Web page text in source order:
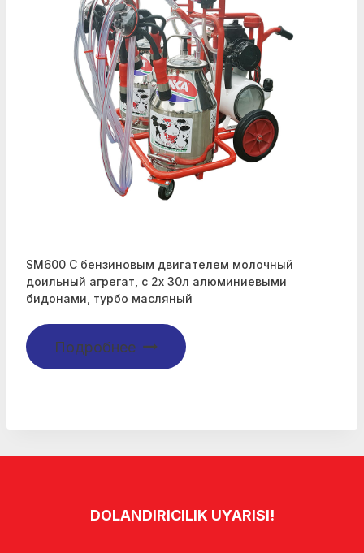
SM600 С бензиновым двигателем молочный
доильный агрегат, с 2х 30л алюминиевыми
бидонами, турбо масляный
Подробнее
DOLANDIRICILIK UYARISI!